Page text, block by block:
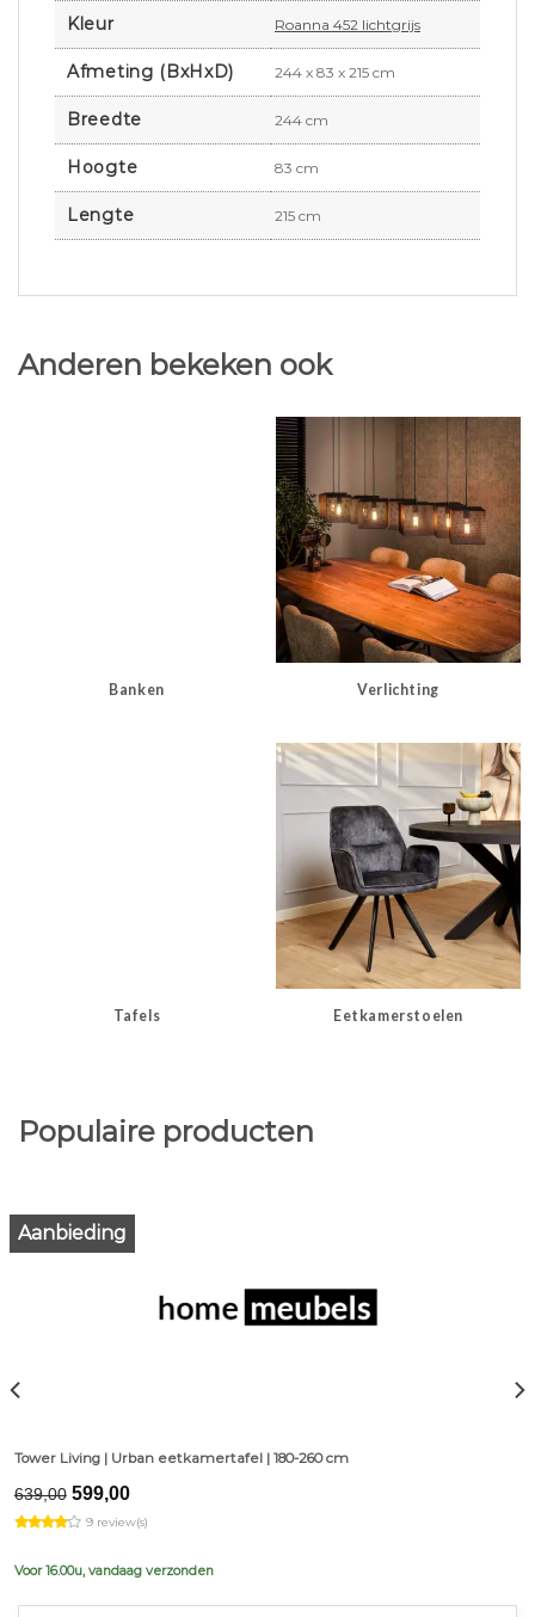
Kleur Roanna 452 lichtgrijs
Afmeting (BxHxD) 244 x 83 x 215 cm
Breedte 244 cm
Hoogte 83 cm
Lengte 215 cm
Anderen bekeken ook
Banken Verlichting
Tafels Eetkamerstoelen
Populaire producten
Aanbieding
Tower Living | Urban eetkamertafel | 180-260 cm
639,00 Original
price
was:
599,00Current
is:
9 review(s)
Voor 16.00u, vandaag verzonden